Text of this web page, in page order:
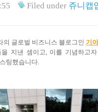
Filed under 쥬니캡
의 글로벌 비즈니스 블로그인 기
지낸 셈이고, 이를 기념하고
팅했습니다.